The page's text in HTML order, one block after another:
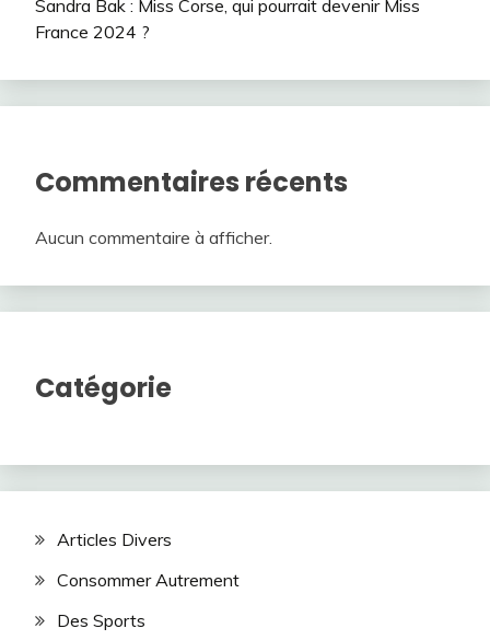
Sandra Bak : Miss Corse, qui pourrait devenir Miss
France 2024 ?
Commentaires récents
Aucun commentaire à afficher.
Catégorie
Articles Divers
Consommer Autrement
Des Sports